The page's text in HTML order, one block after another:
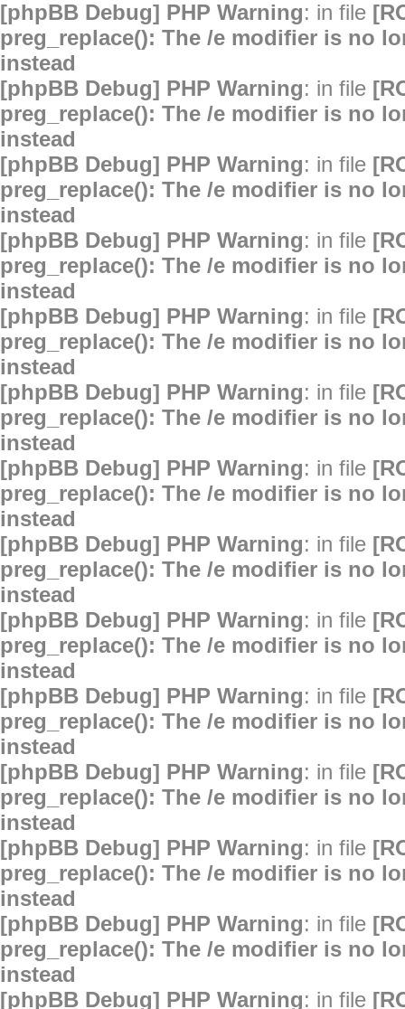
[phpBB Debug] PHP Warning: in file
preg_replace(): The /e modifier is no
instead
[phpBB Debug] PHP Warning: in file
preg_replace(): The /e modifier is no
instead
[phpBB Debug] PHP Warning: in file
preg_replace(): The /e modifier is no
instead
[phpBB Debug] PHP Warning: in file
preg_replace(): The /e modifier is no
instead
[phpBB Debug] PHP Warning: in file
preg_replace(): The /e modifier is no
instead
[phpBB Debug] PHP Warning: in file
preg_replace(): The /e modifier is no
instead
[phpBB Debug] PHP Warning: in file
preg_replace(): The /e modifier is no
instead
[phpBB Debug] PHP Warning: in file
preg_replace(): The /e modifier is no
instead
[phpBB Debug] PHP Warning: in file
preg_replace(): The /e modifier is no
instead
[phpBB Debug] PHP Warning: in file
preg_replace(): The /e modifier is no
instead
[phpBB Debug] PHP Warning: in file
preg_replace(): The /e modifier is no
instead
[phpBB Debug] PHP Warning: in file
preg_replace(): The /e modifier is no
instead
[phpBB Debug] PHP Warning: in file
preg_replace(): The /e modifier is no
instead
[phpBB Debug] PHP Warning: in file